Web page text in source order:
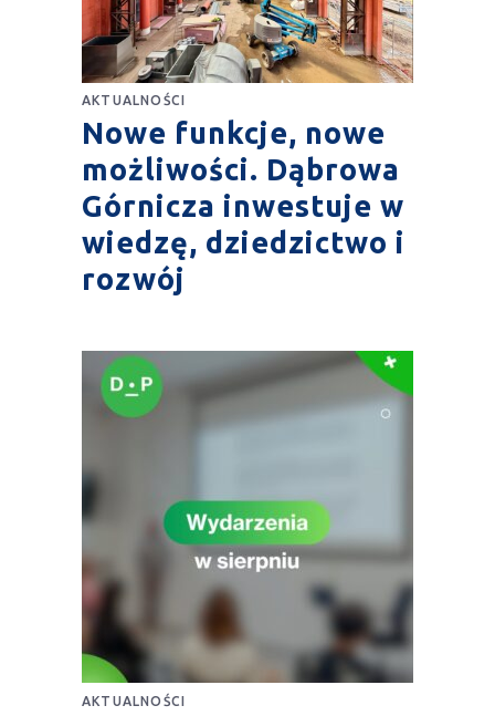
AKTUALNOŚCI
Nowe funkcje, nowe
możliwości. Dąbrowa
Górnicza inwestuje w
wiedzę, dziedzictwo i
rozwój
AKTUALNOŚCI